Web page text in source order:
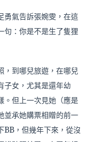
勇氣告訴張婉雯，在這
句：你是不是生了隻狸
，到哪兒旅遊，在哪兒
子女，尤其是還年幼
。但上一次見她（應是
並承她購票相贈的前一
BB，但幾年下來，從沒